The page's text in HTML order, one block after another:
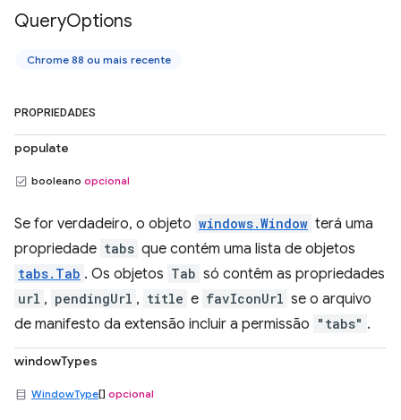
QueryOptions
Chrome 88 ou mais recente
PROPRIEDADES
populate
booleano opcional
Se for verdadeiro, o objeto windows.Window terá uma
propriedade tabs que contém uma lista de objetos
tabs.Tab . Os objetos Tab só contêm as propriedades
url , pendingUrl , title e favIconUrl se o arquivo
de manifesto da extensão incluir a permissão "tabs" .
windowTypes
WindowType[] opcional